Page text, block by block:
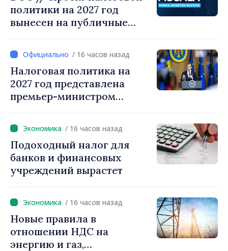
политики на 2027 год
вынесен на публичные
/ 16 часов назад
Налоговая политика на
2027 год представлена
премьер-министром
снижение налоговой
нагрузки на труд,
стимулирование
инвестиций и более
справедливое
/ 16 часов назад
Подоходный налог для
банков и финансовых
учреждений вырастет
/ 16 часов назад
Новые правила в
отношении НДС на
энергию и газ,